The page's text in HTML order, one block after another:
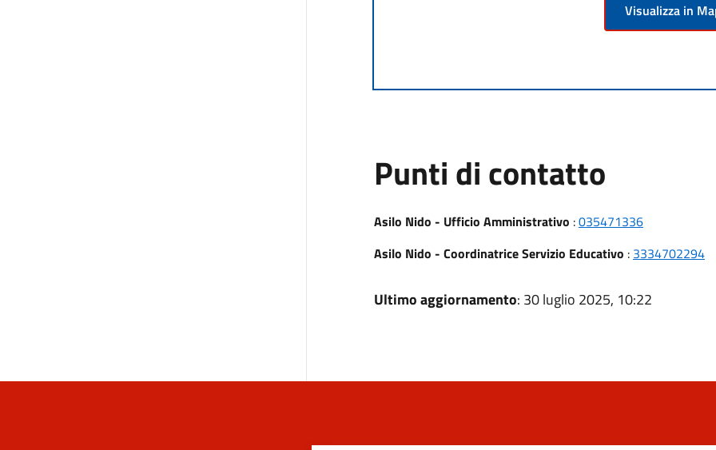
Visualizza in
Punti di contatto
Asilo Nido - Ufficio Amministrativo :035471336
Asilo Nido - Coordinatrice Servizio Educativo : 3334702294
Ultimo aggiornamento: 30 luglio 2025, 10:22